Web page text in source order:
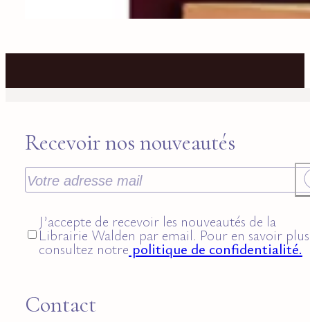
Recevoir nos nouveautés
J’accepte de recevoir les nouveautés de la
Librairie Walden par email. Pour en savoir
consultez notre politique de confidentialité.
Contact